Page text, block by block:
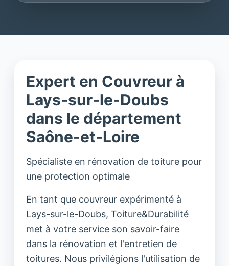
Expert en Couvreur à
Lays-sur-le-Doubs
dans le département
Saône-et-Loire
Spécialiste en rénovation de toiture pour
une protection optimale
En tant que couvreur expérimenté à
Lays-sur-le-Doubs, Toiture&Durabilité
met à votre service son savoir-faire
dans la rénovation et l'entretien de
toitures. Nous privilégions l'utilisation de